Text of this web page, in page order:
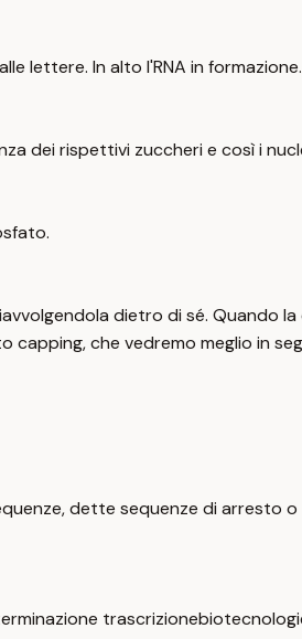
lettere. In alto l'RNA in formazione.
dei rispettivi zuccheri e così i
dietro di sé. Quando la
che vedremo meglio in
dette sequenze di arresto
trascrizione